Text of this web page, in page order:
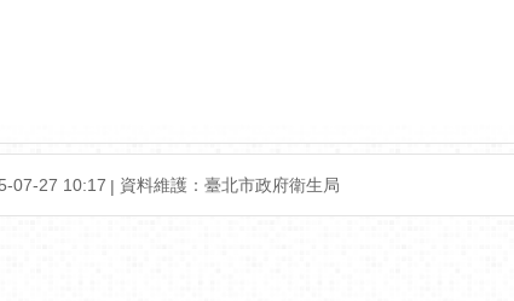
07-27 10:17 資料維護：臺北市政府衛生局